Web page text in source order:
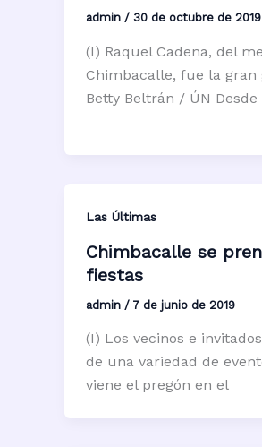
admin / 30 de octubre de 2019
(I) Raquel Cadena, del
Chimbacalle, fue la gran
Betty Beltrán / ÚN
Las Últimas
Chimbacalle se
fiestas
admin / 7 de junio de 2019
(I) Los vecinos e
de una variedad de
viene el pregón en el